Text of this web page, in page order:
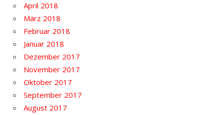
April 2018
März 2018
Februar 2018
Januar 2018
Dezember 2017
November 2017
Oktober 2017
September 2017
August 2017